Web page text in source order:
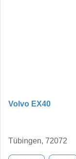
Volvo EX40
Tübingen, 72072